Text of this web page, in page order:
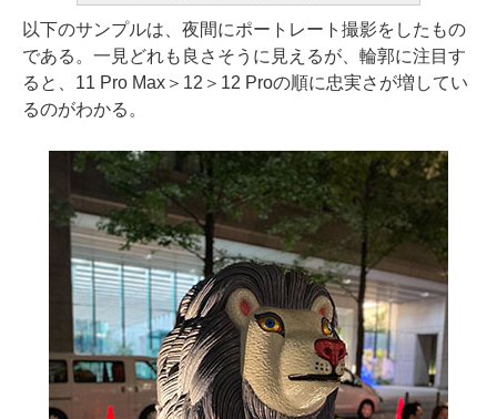
以下のサンプルは、夜間にポートレート撮影をしたもの
である。一見どれも良さそうに見えるが、輪郭に注目す
ると、11 Pro Max＞12＞12 Proの順に忠実さが増してい
るのがわかる。